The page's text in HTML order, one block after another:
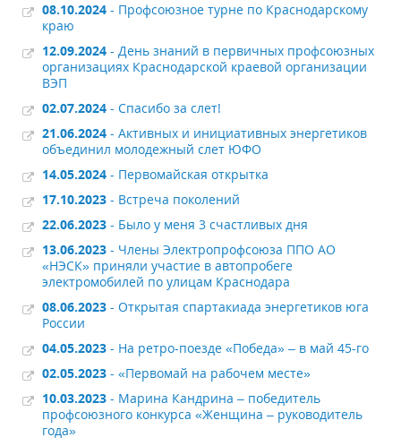
08.10.2024 - Профсоюзное турне по Краснодарскому
краю
12.09.2024 - День знаний в первичных профсоюзных
организациях Краснодарской краевой организации
ВЭП
02.07.2024 - Спасибо за слет!
21.06.2024 - Активных и инициативных энергетиков
объединил молодежный слет ЮФО
14.05.2024 - Первомайская открытка
17.10.2023 - Встреча поколений
22.06.2023 - Было у меня 3 счастливых дня
13.06.2023 - Члены Электропрофсоюза ППО АО
«НЭСК» приняли участие в автопробеге
электромобилей по улицам Краснодара
08.06.2023 - Открытая спартакиада энергетиков юга
России
04.05.2023 - На ретро-поезде «Победа» – в май 45-го
02.05.2023 - «Первомай на рабочем месте»
10.03.2023 - Марина Кандрина – победитель
профсоюзного конкурса «Женщина – руководитель
года»